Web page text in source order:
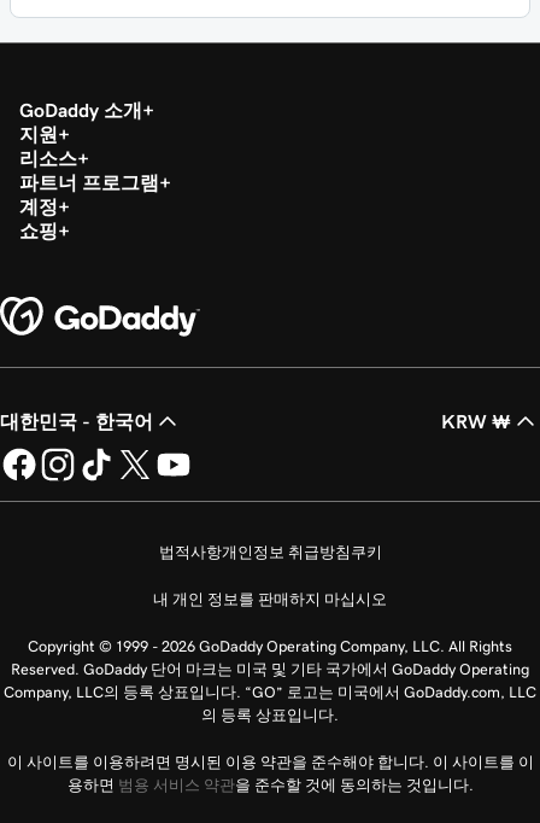
GoDaddy 소개
지원
리소스
파트너 프로그램
계정
쇼핑
대한민국 - 한국어 KRW ₩
법적사항개인정보 취급방침 쿠키
내 개인 정보를 판매하지 마십시오
Copyright © 1999 - 2026 GoDaddy Operating Company, LLC. All Rights
Reserved. GoDaddy 단어 마크는 미국 및 기타 국가에서 GoDaddy Operating
Company, LLC의 등록 상표입니다. “GO” 로고는 미국에서 GoDaddy.com, LLC
의 등록 상표입니다.
이 사이트를 이용하려면 명시된 이용 약관을 준수해야 합니다. 이 사이트를 이
용하면 범용 서비스 약관을 준수할 것에 동의하는 것입니다.